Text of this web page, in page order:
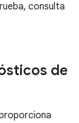
consulta
de